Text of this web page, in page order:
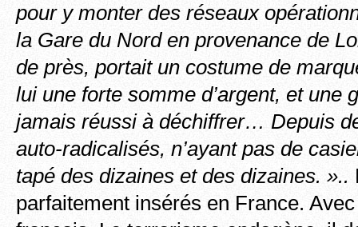
pour y monter des réseaux
la Gare du Nord en provenance de
de près, portait un costume de
lui une forte somme d’argent, et une
jamais réussi à déchiffrer… Depuis
auto-radicalisés, n’ayant pas de
tapé des dizaines et des dizaines. »..
parfaitement insérés en France.